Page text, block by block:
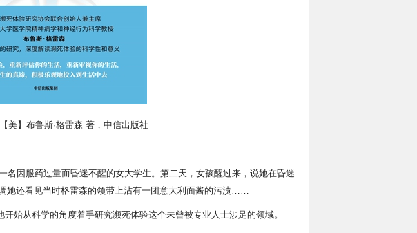
美】布鲁斯·格雷森 著，中信出版社
名因服药过量而昏迷不醒的女大学生。第二天，女孩醒过来，说她在昏迷
她还看见当时格雷森的领带上沾有一团意大利面酱的污渍……
始从科学的角度着手研究濒死体验这个未曾被专业人士涉足的领域。